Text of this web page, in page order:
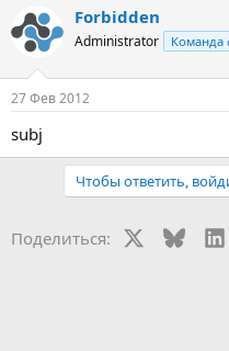
т
о
р
т
е
м
ы
т
н
а
Forbidden
Administrator Команда
27 Фев 2012
subj
Чтобы ответить,
Поделиться: